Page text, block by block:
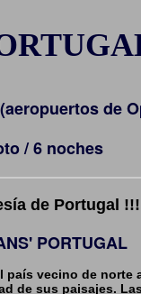
de
/ 6 noches
de Portugal !!!
PORTUGAL
país vecino de norte
de sus paisajes.